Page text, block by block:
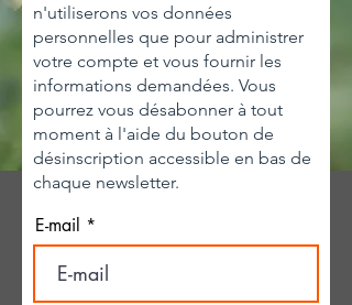
n'utiliserons vos données
personnelles que pour administrer
votre compte et vous fournir les
informations demandées. Vous
pourrez vous désabonner à tout
moment à l'aide du bouton de
désinscription accessible en bas de
chaque newsletter.
E-mail